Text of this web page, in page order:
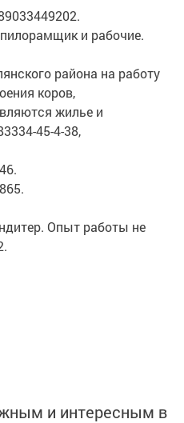
и рабочие.
района на работу
коров,
жилье и
45-4-38,
Опыт работы не
и интересным в